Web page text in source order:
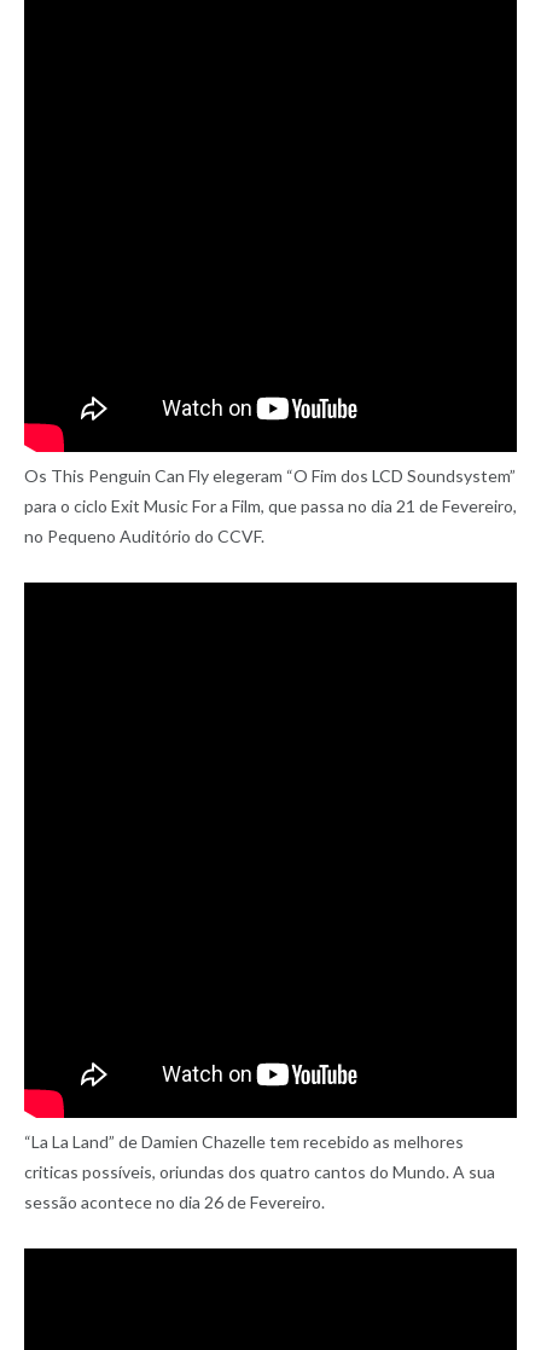
Os This Penguin Can Fly elegeram “O Fim dos LCD Soundsystem”
para o ciclo Exit Music For a Film, que passa no dia 21 de Fevereiro,
no Pequeno Auditório do CCVF.
“La La Land” de Damien Chazelle tem recebido as melhores
criticas possíveis, oriundas dos quatro cantos do Mundo. A sua
sessão acontece no dia 26 de Fevereiro.